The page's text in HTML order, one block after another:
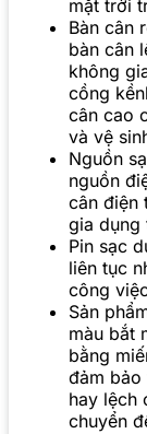
mặt trời
Bàn cân
bàn cân
không
cồng
cân cao
và vệ
Nguồn
nguồn
cân điện
gia dụng
Pin sạc
liên tục
công
Sản
màu bắt
bằng
đảm bảo
hay lệch
chuyển